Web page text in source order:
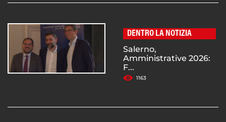
DENTRO LA NOTIZIA
Salerno,
Amministrative 2026:
F...
1163